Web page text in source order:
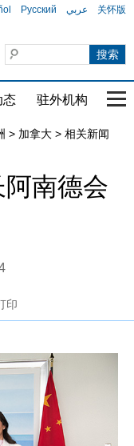
Русский عربي 关怀版
态 驻外机构 国
> 加拿大 > 相关新闻
南德会
印